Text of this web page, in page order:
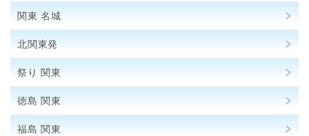
関東 名城
北関東発
祭り 関東
徳島 関東
福島 関東